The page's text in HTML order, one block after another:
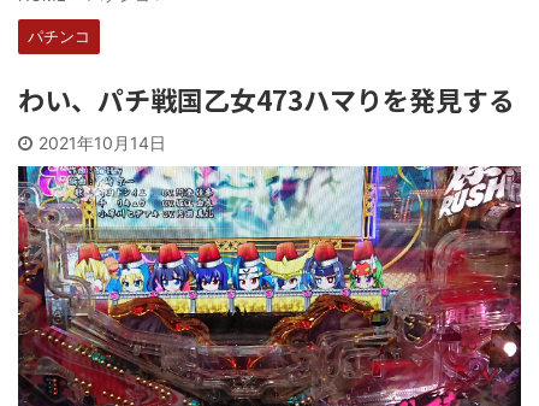
パチンコ
わい、パチ戦国乙女473ハマりを発見する
2021年10月14日